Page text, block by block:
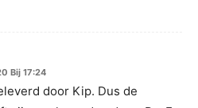
Bij 17:24
door Kip. Dus de